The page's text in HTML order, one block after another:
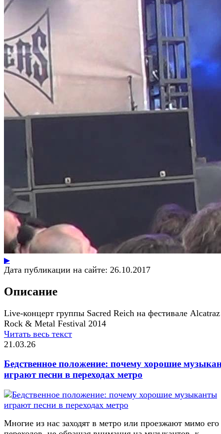
▶
Дата публикации на сайте: 26.10.2017
Описание
Live-концерт группы Sacred Reich на фестивале
Rock & Metal Festival 2014
Читать весь текст
21.03.26
Бедственное положение: почему хорошие
играют песни в переходах метро
Многие из нас заходят в метро или проезжают мимо его